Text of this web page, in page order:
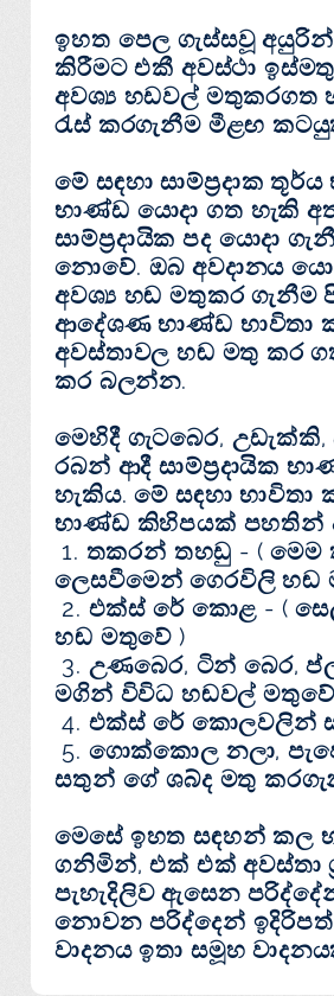
ඉහත පෙල ගැස්‌සවූ අයුරින්
කිරීමට එකී අවස්‌ථා
අවශ්‍ය හඩවල් මතුකරගත
රැස්‌ කරගැනීම මීළඟ
මේ සඳහා සාම්ප්‍රදාක
භාණ්‌ඩ යොදා ගත හැකි
සාම්ප්‍රදායික පද යොදා
නොවේ. ඔබ අවදානය
අවශ්‍ය හඬ මතුකර ගැනීම
ආදේශණ භාණ්‌ඩ භාවිතා
අවස්‌තාවල හඬ මතු කර
කර බලන්න.
මෙහිදී ගැටබෙර, උඩැක්‌කි,
රබන් ආදී සාම්ප්‍රදායික
හැකිය. මේ සඳහා
භාණ්‌ඩ කිහිපයක්‌ පහතින්
1. තකරන් තහඩු - (
ලෙසවීමෙන් ගෙරවිලි හඬ
2. එක්‌ස්‌ රේ කොළ - (
හඬ මතුවේ )
3. උණබෙර, ටින් බෙර,
මගින් විවිධ හඬවල්
4. එක්‌ස්‌ රේ කොලවලින්
5. ගොක්‌කොල නලා,
සතුන් ගේ ශබ්ද මතු
මෙසේ ඉහත සඳහන් කල
ගනිමින්, එක්‌ එක්‌ අවස්‌තා
පැහැදිලිව ඇසෙන
නොවන පරිද්දෙන්
වාදනය ඉතා සමූහ